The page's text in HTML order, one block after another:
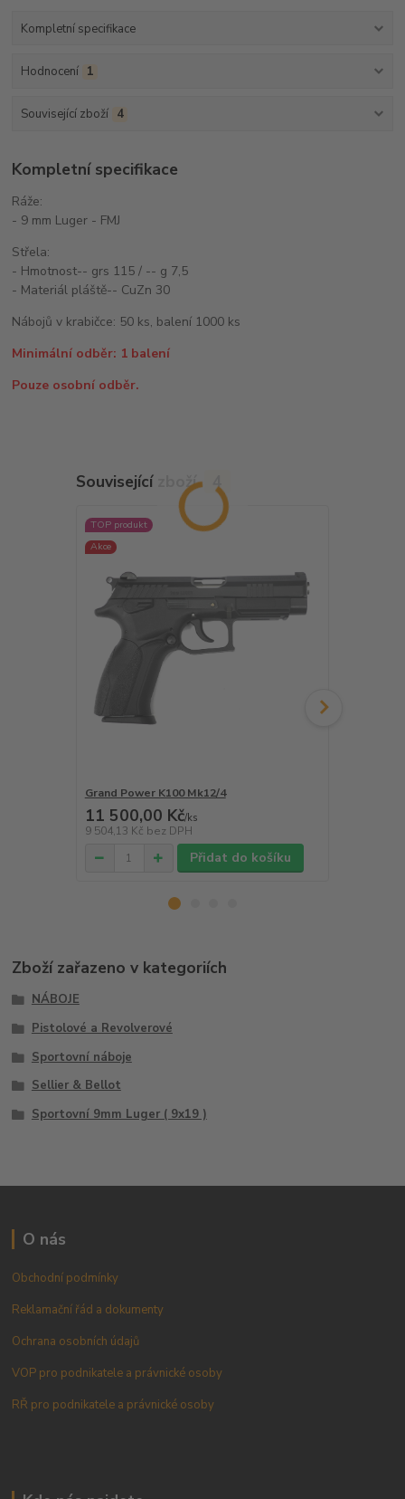
Kompletní specifikace
Hodnocení 1
Související zboží 4
Kompletní specifikace
Ráže:
- 9 mm Luger - FMJ
Střela:
- Hmotnost-- grs 115 / -- g 7,5
- Materiál pláště-- CuZn 30
Nábojů v krabičce: 50 ks, balení 1000 ks
Minimální odběr: 1 balení
Pouze osobní odběr.
Související zboží 4
TOP produkt
Akce
Grand Power K100 Mk12/4
11 500,00 Kč/ks
9 504,13 Kč bez DPH
Přidat do košíku
Zboží zařazeno v kategoriích
NÁBOJE
Pistolové a Revolverové
Sportovní náboje
Sellier & Bellot
Sportovní 9mm Luger ( 9x19 )
O nás
Obchodní podmínky
Reklamační řád a dokumenty
Ochrana osobních údajů
VOP pro podnikatele a právnické osoby
RŘ pro podnikatele a právnické osoby